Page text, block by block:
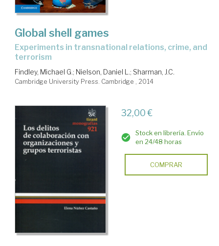
Global shell games
experiments in transnational relations, crime, and
terrorism
Findley, Michael G.; Nielson, Daniel L.; Sharman, J.C.
Cambridge University Press. Cambridge , 2014
32,00 €
Stock en librería. Envío
en 24/48 horas
COMPRAR